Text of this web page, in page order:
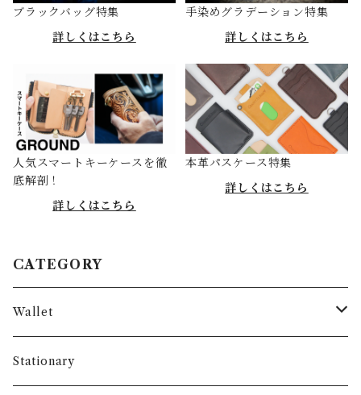
ブラックバッグ特集
詳しくはこちら
手染めグラデーション特集
詳しくはこちら
人気スマートキーケースを徹
底解剖！
詳しくはこちら
本革パスケース特集
詳しくはこちら
CATEGORY
Wallet
Long Wallet
Stationary